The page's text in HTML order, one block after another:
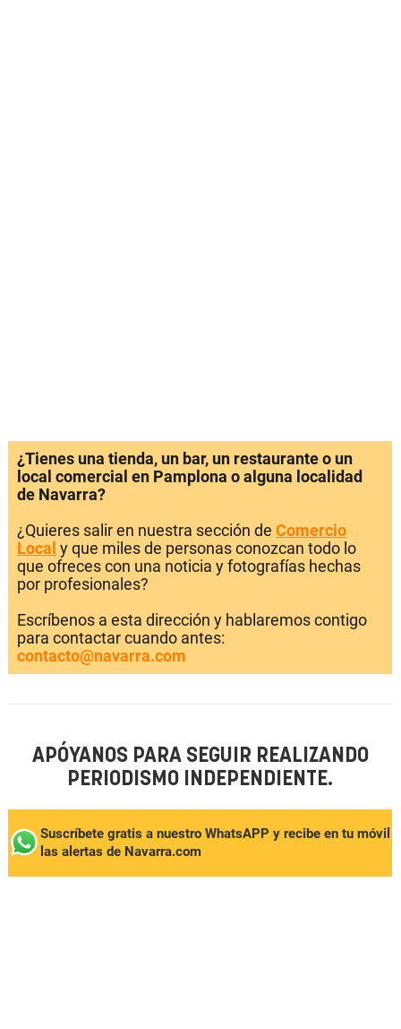
¿Tienes una tienda, un bar, un restaurante o un
local comercial en Pamplona o alguna localidad
de Navarra?
¿Quieres salir en nuestra sección de Comercio
Local y que miles de personas conozcan todo lo
que ofreces con una noticia y fotografías hechas
por profesionales?
Escríbenos a esta dirección y hablaremos contigo
para contactar cuando antes:
contacto@navarra.com
APÓYANOS PARA SEGUIR REALIZANDO
PERIODISMO INDEPENDIENTE.
Suscríbete gratis a nuestro WhatsAPP y recibe en tu móvil
las alertas de Navarra.com